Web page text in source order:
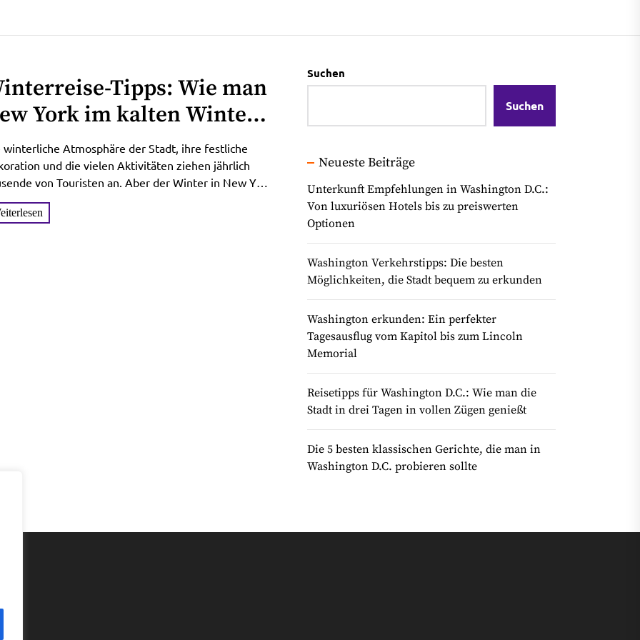
Tipps: Wie man
York im kalten Winter
erkundet
winterliche Atmosphäre der Stadt, ihre festliche
und die vielen Aktivitäten ziehen jährlich
von Touristen an. Aber der Winter in New York
Suchen
Suchen
Neueste Beiträge
Unterkunft Empfehlungen in Washington D.C.:
Von luxuriösen Hotels bis zu preiswerten
Optionen
Washington Verkehrstipps: Die besten
Möglichkeiten, die Stadt bequem zu erkunden
Washington erkunden: Ein perfekter
Tagesausflug vom Kapitol bis zum Lincoln
Memorial
Reisetipps für Washington D.C.: Wie man die
Stadt in drei Tagen in vollen Zügen genießt
Die 5 besten klassischen Gerichte, die man in
Washington D.C. probieren sollte